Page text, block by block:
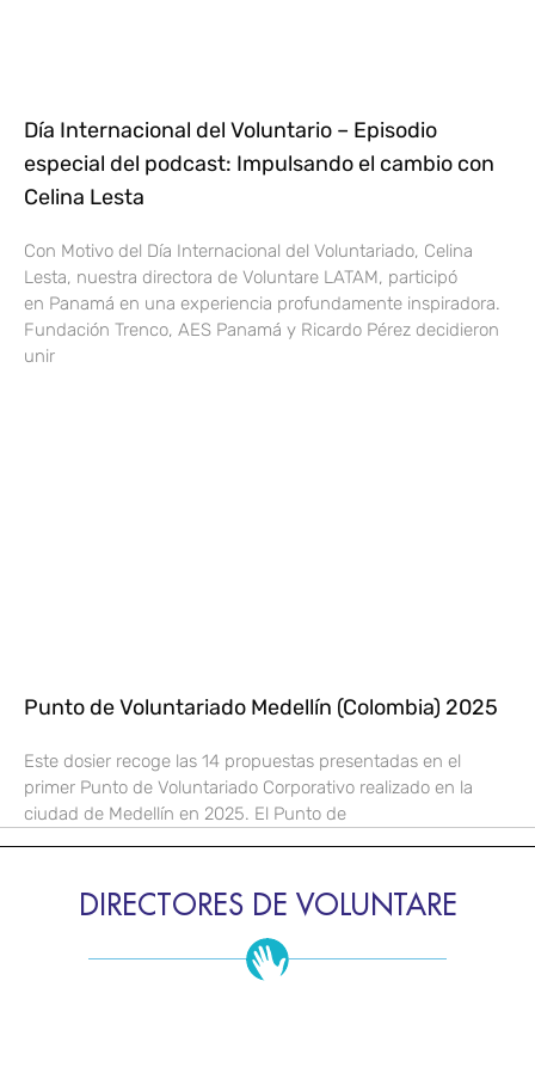
Día Internacional del Voluntario – Episodio
especial del podcast: Impulsando el cambio con
Celina Lesta
Con Motivo del Día Internacional del Voluntariado, Celina
Lesta, nuestra directora de Voluntare LATAM, participó
en Panamá en una experiencia profundamente inspiradora.
Fundación Trenco, AES Panamá y Ricardo Pérez decidieron
unir
Punto de Voluntariado Medellín (Colombia) 2025
Este dosier recoge las 14 propuestas presentadas en el
primer Punto de Voluntariado Corporativo realizado en la
ciudad de Medellín en 2025. El Punto de
DIRECTORES DE VOLUNTARE